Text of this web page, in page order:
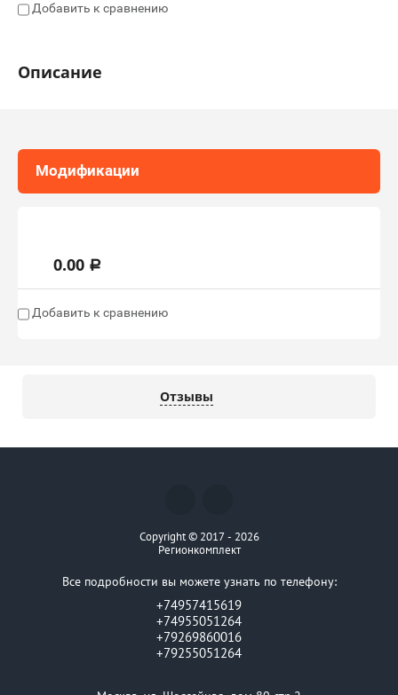
Добавить к сравнению
Описание
Модификации
0.00 a
Добавить к сравнению
Отзывы
Copyright © 2017 - 2026
Регионкомплект
Все подробности вы можете узнать по телефону:
+74957415619
+74955051264
+79269860016
+79255051264